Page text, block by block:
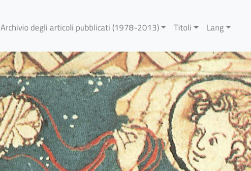
Archivio degli articoli pubblicati (1978-2013) Titoli Lang